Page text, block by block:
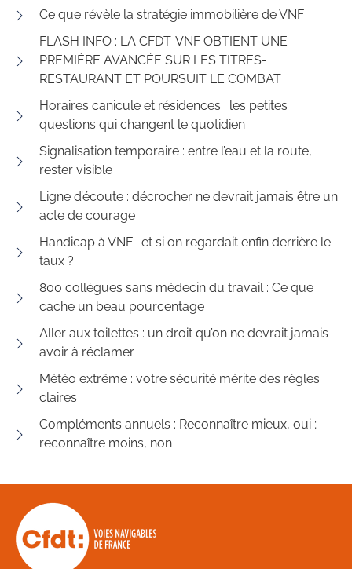
Ce que révèle la stratégie immobilière de VNF
FLASH INFO : LA CFDT-VNF OBTIENT UNE
PREMIÈRE AVANCÉE SUR LES TITRES-
RESTAURANT ET POURSUIT LE COMBAT
Horaires canicule et résidences : les petites
questions qui changent le quotidien
Signalisation temporaire : entre l’eau et la route,
rester visible
Ligne d’écoute : décrocher ne devrait jamais être un
acte de courage
Handicap à VNF : et si on regardait enfin derrière le
taux ?
800 collègues sans médecin du travail : Ce que
cache un beau pourcentage
Aller aux toilettes : un droit qu’on ne devrait jamais
avoir à réclamer
Météo extrême : votre sécurité mérite des règles
claires
Compléments annuels : Reconnaître mieux, oui ;
reconnaître moins, non